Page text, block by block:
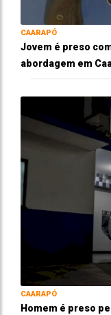
CAARAPÓ
Jovem é preso
abordagem em
CAARAPÓ
Homem é preso